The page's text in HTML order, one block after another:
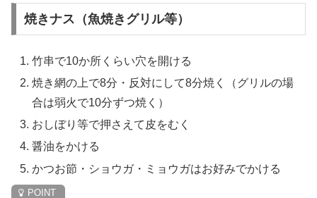
焼きナス（魚焼きグリル等）
竹串で10か所くらい穴を開ける
焼き網の上で8分・反対にして8分焼く（グリルの場
合は弱火で10分ずつ焼く）
おしぼり等で押さえて皮をむく
醤油をかける
かつお節・ショウガ・ミョウガはお好みでかける